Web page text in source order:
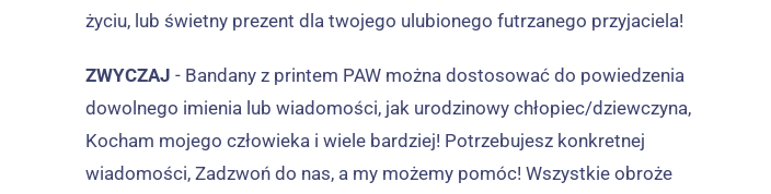
życiu, lub świetny prezent dla twojego ulubionego futrzanego przyjaciela!
ZWYCZAJ - Bandany z printem PAW można dostosować do powiedzenia
dowolnego imienia lub wiadomości, jak urodzinowy chłopiec/dziewczyna,
Kocham mojego człowieka i wiele bardziej! Potrzebujesz konkretnej
wiadomości, Zadzwoń do nas, a my możemy pomóc! Wszystkie obroże